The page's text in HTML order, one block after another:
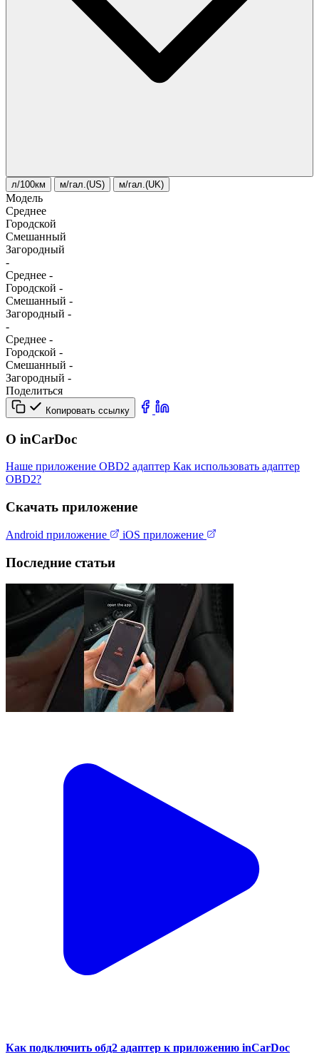
л/100км м/гал.(US) м/гал.(UK)
Модель
Среднее
Городской
Смешанный
Загородный
-
Среднее -
Городской -
Смешанный -
Загородный -
-
Среднее -
Городской -
Смешанный -
Загородный -
Поделиться
Копировать ссылку
О inCarDoc
Наше приложение OBD2 адаптер Как использовать адаптер
OBD2?
Скачать приложение
Android приложение iOS приложение
Последние статьи
Как подключить обд2 адаптер к приложению inCarDoc